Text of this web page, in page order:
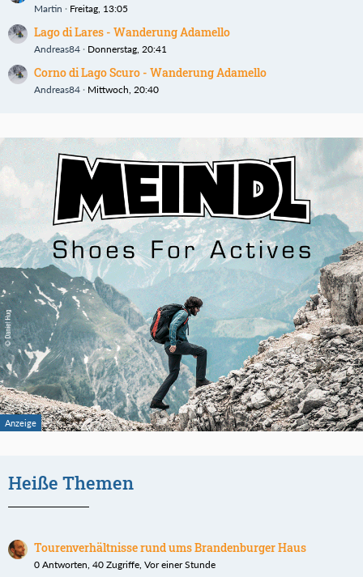
Martin Freitag, 13:05
Lago di Lares - Wanderung Adamello
Andreas84 Donnerstag, 20:41
Corno di Lago Scuro - Wanderung Adamello
Andreas84 Mittwoch, 20:40
Heiße Themen
Tourenverhältnisse rund ums Brandenburger Haus
0 Antworten, 40 Zugriffe, Vor einer Stunde